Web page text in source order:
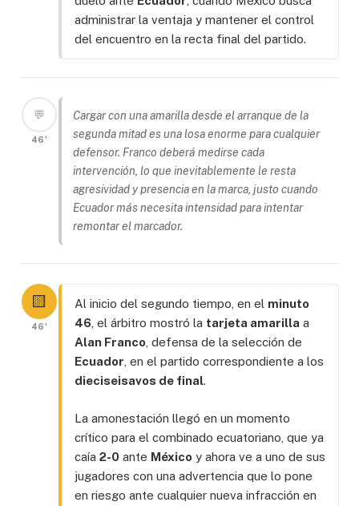
administrar la ventaja y mantener el control
del encuentro en la recta final del partido.
💬
46'
Cargar con una amarilla desde el arranque de la
segunda mitad es una losa enorme para cualquier
defensor. Franco deberá medirse cada
intervención, lo que inevitablemente le resta
agresividad y presencia en la marca, justo cuando
Ecuador más necesita intensidad para intentar
remontar el marcador.
🟨
46'
Al inicio del segundo tiempo, en el minuto
46 , el árbitro mostró la tarjeta amarilla a
Alan Franco , defensa de la selección de
Ecuador , en el partido correspondiente a los
dieciseisavos de final.
La amonestación llegó en un momento
crítico para el combinado ecuatoriano, que ya
caía 2-0 ante México y ahora ve a uno de sus
jugadores con una advertencia que lo pone
en riesgo ante cualquier nueva infracción en